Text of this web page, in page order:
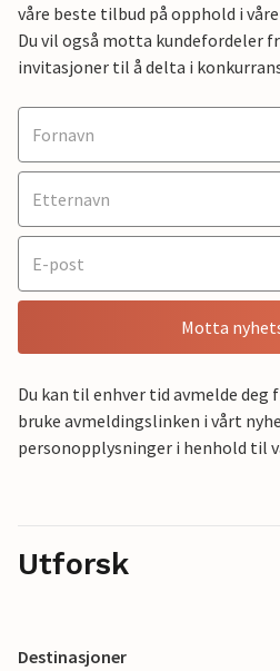
våre beste tilbud på opphold i
Du vil også motta kundefordeler
invitasjoner til å delta i
Motta
Du kan til enhver tid avmelde deg
bruke avmeldingslinken i vårt
personopplysninger i henhold til
Utforsk
Destinasjoner